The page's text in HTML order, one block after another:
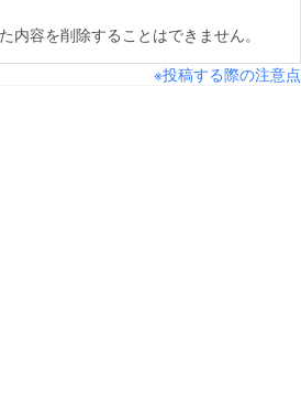
容を削除することはできません。
※投稿する際の注意点